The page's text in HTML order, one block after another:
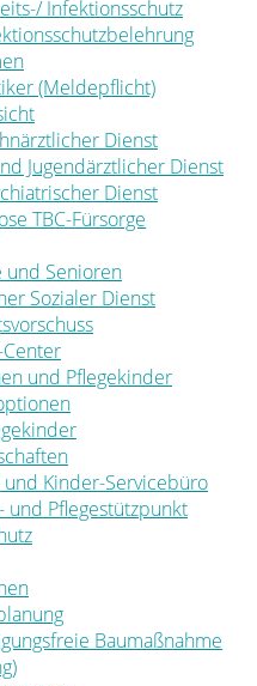
Infektionsschutz
(Meldepflicht)
Dienst
Jugendärztlicher Dienst
Dienst
TBC-Fürsorge
und Senioren
Sozialer Dienst
und Pflegekinder
und Kinder-Servicebüro
und Pflegestützpunkt
Baumaßnahme